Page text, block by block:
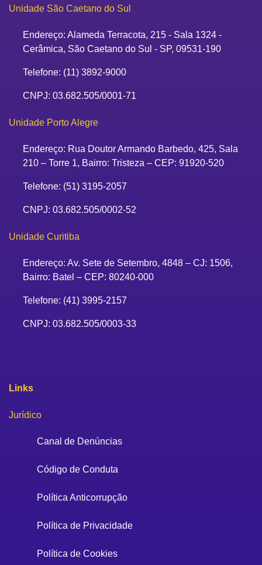
Unidade São Caetano do Sul
Endereço: Alameda Terracota, 215 - Sala 1324 -
Cerâmica, São Caetano do Sul - SP, 09531-190
Telefone: (11) 3892-9000
CNPJ: 03.682.505/0001-71
Unidade Porto Alegre
Endereço: Rua Doutor Armando Barbedo, 425, Sala
210 – Torre 1, Bairro: Tristeza – CEP: 91920-520
Telefone: (51) 3195-2057
CNPJ: 03.682.505/0002-52
Unidade Curitiba
Endereço: Av. Sete de Setembro, 4848 – CJ: 1506,
Bairro: Batel – CEP: 80240-000
Telefone: (41) 3995-2157
CNPJ: 03.682.505/0003-33
Links
Jurídico
Canal de Denúncias
Código de Conduta
Política Anticorrupção
Política de Privacidade
Política de Cookies